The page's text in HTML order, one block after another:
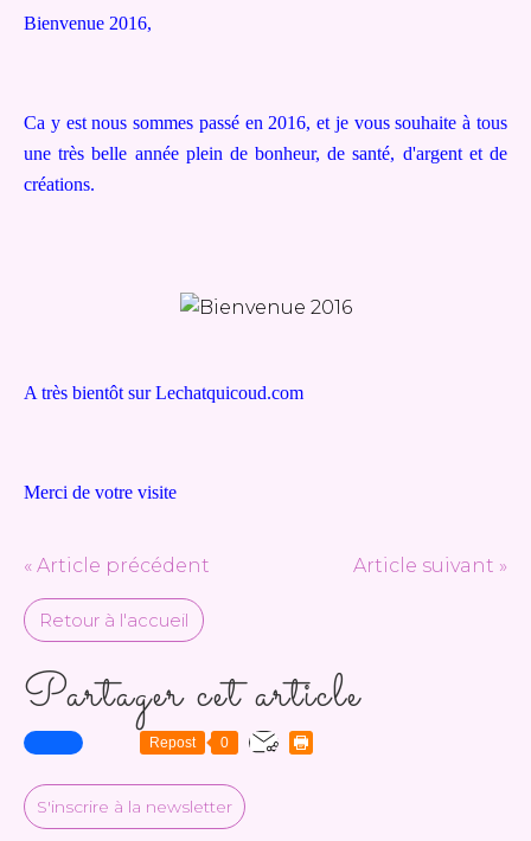
Bienvenue 2016,
Ca y est nous sommes passé en 2016, et je vous souhaite à tous
une très belle année plein de bonheur, de santé, d'argent et de
créations.
A très bientôt sur Lechatquicoud.com
Merci de votre visite
« Article précédent Article suivant »
Retour à l'accueil
Partager cet article
Repost 0
S'inscrire à la newsletter